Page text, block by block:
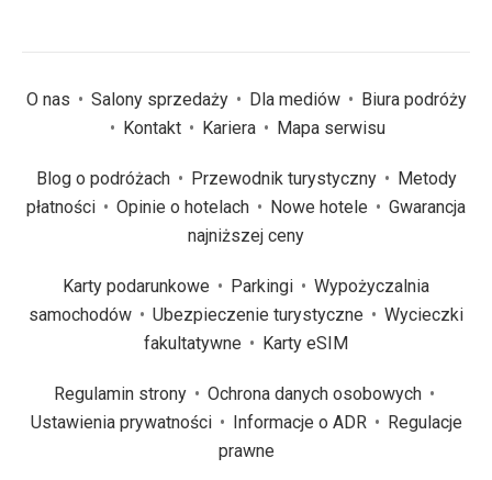
O nas Salony sprzedaży Dla mediów
Biura podróży
Kontakt
Kariera Mapa serwisu
Blog o podróżach Przewodnik turystyczny
Metody
płatności
Opinie o hotelach Nowe hotele
Gwarancja
najniższej ceny
Karty podarunkowe Parkingi
Wypożyczalnia
samochodów
Ubezpieczenie turystyczne
Wycieczki
fakultatywne
Karty eSIM
Regulamin strony
Ochrona danych osobowych
Ustawienia prywatności
Informacje o ADR
Regulacje
prawne